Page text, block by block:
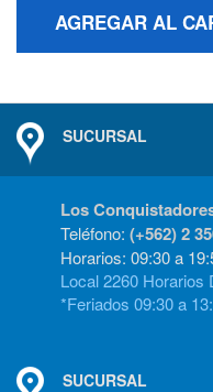
AGREGAR AL
SUCURSAL
Los
Teléfono: (+562) 2
Horarios: 09:30 a
Local 2260 Horarios
*Feriados 09:30 a
SUCURSAL